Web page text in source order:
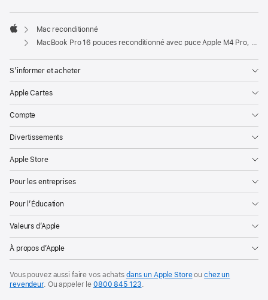
Apple
Mac reconditionné
MacBook Pro 16 pouces reconditionné avec puce Apple M4 Pro, CPU 14 cœurs et GPU 20 cœurs - Argent
S’informer et acheter
Apple Cartes
Compte
Divertissements
Apple Store
Pour les entreprises
Pour l’Éducation
Valeurs d’Apple
À propos d’Apple
Vous pouvez aussi faire vos achats dans un Apple Storeouchez un
revendeur. Ouappeler le0800 845 123.